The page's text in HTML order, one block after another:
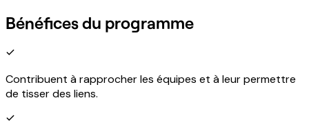
Bénéfices du programme
Contribuent à rapprocher les équipes et à leur permettre
de tisser des liens.